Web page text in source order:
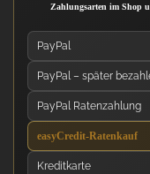
Zahlungsarten im Shop
PayPal
PayPal – später
PayPal Ratenzahlung
easyCredit-Ratenkauf
Kreditkarte